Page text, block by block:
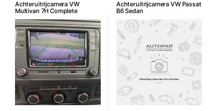
Achteruitrijcamera VW
Multivan 7H Complete
inbouwset
Achteruitrijcamera VW Passat
B6 Sedan